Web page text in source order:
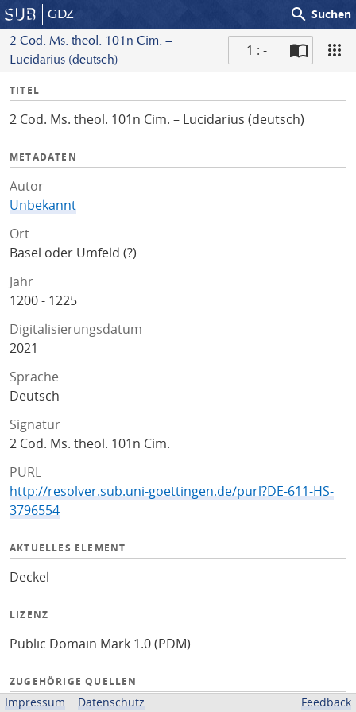
GDZ search Suchen
2 Cod. Ms. theol. 101n Cim. –
Lucidarius (deutsch)
1 : -
I
f
TITEL
2 Cod. Ms. theol. 101n Cim. – Lucidarius (deutsch)
METADATEN
Autor
Unbekannt
Ort
Basel oder Umfeld (?)
Jahr
1200 - 1225
Digitalisierungsdatum
2021
Sprache
Deutsch
Signatur
2 Cod. Ms. theol. 101n Cim.
PURL
http://resolver.sub.uni-goettingen.de/purl?DE-611-HS-
3796554
AKTUELLES ELEMENT
Deckel
LIZENZ
Public Domain Mark 1.0 (PDM)
ZUGEHÖRIGE QUELLEN
Impressum Datenschutz Feedback